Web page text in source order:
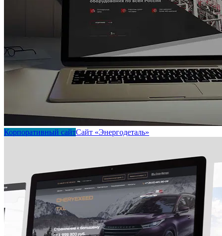
Корпоративный сайтСайт «Энергодеталь»